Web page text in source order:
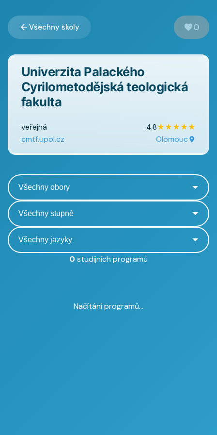
Všechny školy 0
Univerzita Palackého
Cyrilometodějská teologická
fakulta
veřejná 4.8★★★★★
cmtf.upol.cz Olomouc
0 studijních programů
Načítání programů...